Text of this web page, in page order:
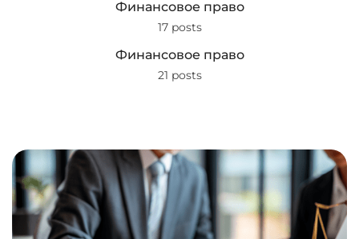
Финансовое право
17 posts
Финансовое право
21 posts